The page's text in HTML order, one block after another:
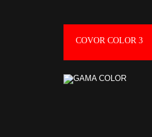
COVOR COLOR 3